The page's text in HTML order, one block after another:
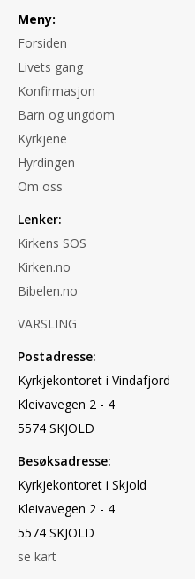
Meny:
Forsiden
Livets gang
Konfirmasjon
Barn og ungdom
Kyrkjene
Hyrdingen
Om oss
Lenker:
Kirkens SOS
Kirken.no
Bibelen.no
VARSLING
Postadresse:
Kyrkjekontoret i Vindafjord
Kleivavegen 2 - 4
5574 SKJOLD
Besøksadresse:
Kyrkjekontoret i Skjold
Kleivavegen 2 - 4
5574 SKJOLD
se kart